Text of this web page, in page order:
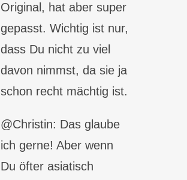
Original, hat aber super
gepasst. Wichtig ist nur,
dass Du nicht zu viel
davon nimmst, da sie ja
schon recht mächtig ist.
@Christin: Das glaube
ich gerne! Aber wenn
Du öfter asiatisch